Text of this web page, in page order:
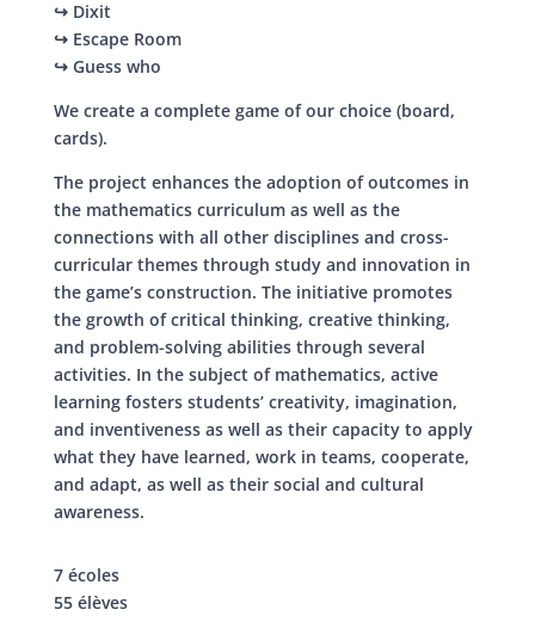
↪ Dixit
↪ Escape Room
↪ Guess who
We create a complete game of our choice (board,
cards).
The project enhances the adoption of outcomes in
the mathematics curriculum as well as the
connections with all other disciplines and cross-
curricular themes through study and innovation in
the game’s construction. The initiative promotes
the growth of critical thinking, creative thinking,
and problem-solving abilities through several
activities. In the subject of mathematics, active
learning fosters students’ creativity, imagination,
and inventiveness as well as their capacity to apply
what they have learned, work in teams, cooperate,
and adapt, as well as their social and cultural
awareness.
7 écoles
55 élèves